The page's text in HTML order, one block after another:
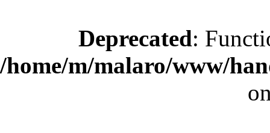
Deprecated:
/home/m/malaro/www/